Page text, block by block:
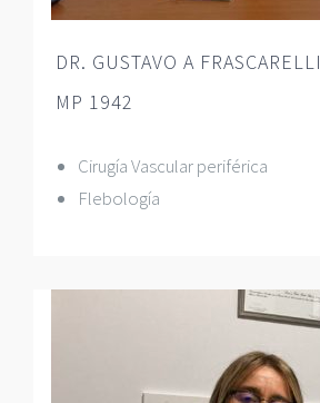
DR. GUSTAVO A FRASCARELLI
MP 1942
Cirugía Vascular periférica
Flebología